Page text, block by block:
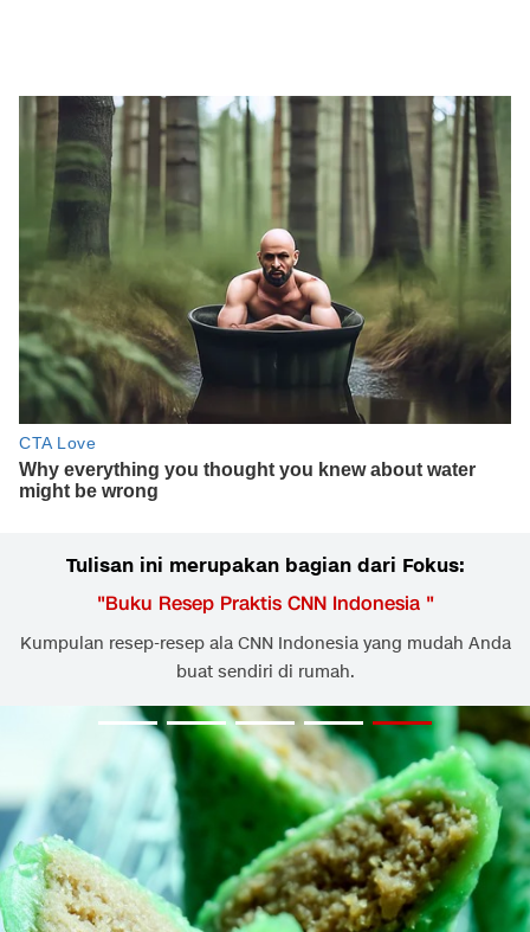
Tulisan ini merupakan bagian dari Fokus:
"Buku Resep Praktis CNN Indonesia "
Kumpulan resep-resep ala CNN Indonesia yang mudah Anda
buat sendiri di rumah.